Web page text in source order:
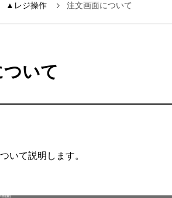
▲レジ操作 注文画面について
いて
いて説明します。